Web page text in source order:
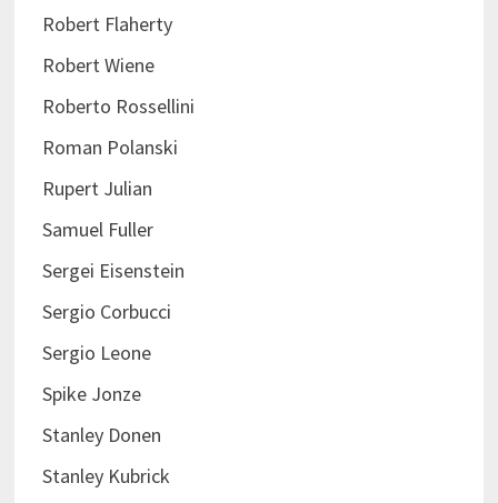
Robert Flaherty
Robert Wiene
Roberto Rossellini
Roman Polanski
Rupert Julian
Samuel Fuller
Sergei Eisenstein
Sergio Corbucci
Sergio Leone
Spike Jonze
Stanley Donen
Stanley Kubrick